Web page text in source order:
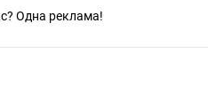
Одна реклама!